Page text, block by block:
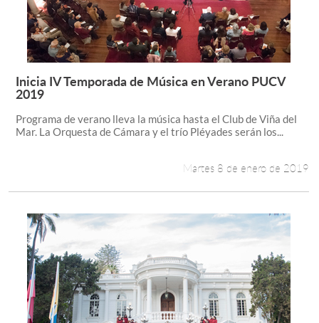
Leer más +
Inicia IV Temporada de Música en Verano PUCV
2019
Programa de verano lleva la música hasta el Club de Viña del
Mar. La Orquesta de Cámara y el trío Pléyades serán los...
Martes 8 de enero de 2019